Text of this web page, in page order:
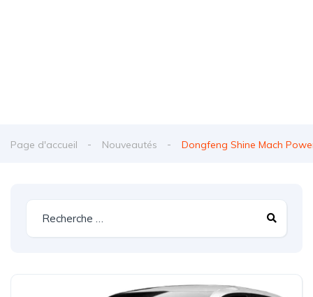
Page d'accueil Nouveautés Dongfeng Shine Mach